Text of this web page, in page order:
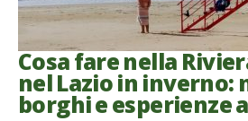
Cosa fare nella
nel Lazio in inverno:
borghi e esperienze